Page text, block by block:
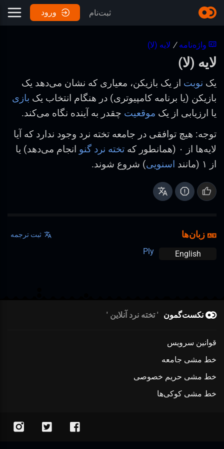
ثبت‌نام ورود
واژه‌نامه / لایه (لا)
لایه (لا)
یک نوبت از یک بازیکن، معیاری که نشان می‌دهد یک
بازیکن (یا برنامه کامپیوتری) در هنگام انتخاب یک بازی
یا ارزیابی از یک موقعیت چقدر به آینده نگاه می‌کند.
توجه: هیچ توافقی در جامعه تخته نرد وجود ندارد که آیا
لایه‌ها از ۰ (همانطور که
تخته نرد گنو انجام می‌دهد) یا
از ۱ (مانند
اسنویی) شروع شوند.
زبان‌ها ثبت ترجمه
English
Ply
نکست‌گمون تخته نرد آنلاین
قوانین سرویس
خط مشی جامعه
خط مشی حریم خصوصی
خط مشی کوکی‌ها